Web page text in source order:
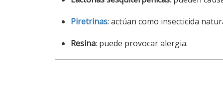
Piretrinas: actúan como insecticida
Resina: puede provocar alergia.